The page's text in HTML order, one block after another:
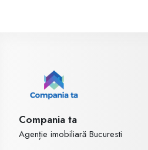
Compania ta
Agenție imobiliară Bucuresti